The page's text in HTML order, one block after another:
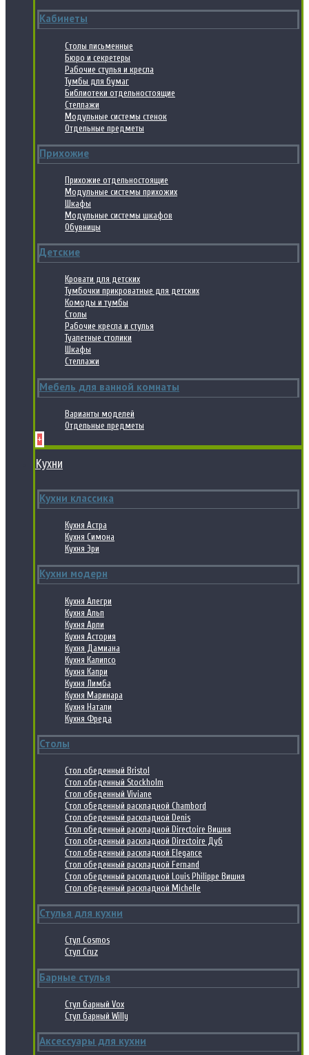
Кабинеты
Столы письменные
Бюро и секретеры
Рабочие стулья и кресла
Тумбы для бумаг
Библиотеки отдельностоящие
Стеллажи
Модульные системы стенок
Отдельные предметы
Прихожие
Прихожие отдельностоящие
Модульные системы прихожих
Шкафы
Модульные системы шкафов
Обувницы
Детские
Кровати для детских
Тумбочки прикроватные для детских
Комоды и тумбы
Столы
Рабочие кресла и стулья
Туалетные столики
Шкафы
Стеллажи
Мебель для ванной комнаты
Варианты моделей
Отдельные предметы
+
Кухни
Кухни классика
Кухня Астра
Кухня Симона
Кухня Эри
Кухни модерн
Кухня Алегри
Кухня Альп
Кухня Арли
Кухня Астория
Кухня Дамиана
Кухня Калипсо
Кухня Капри
Кухня Лимба
Кухня Маринара
Кухня Натали
Кухня Фреда
Столы
Стол обеденный Bristol
Стол обеденный Stockholm
Стол обеденный Viviane
Стол обеденный раскладной Chambord
Стол обеденный раскладной Denis
Стол обеденный раскладной Directoire Вишня
Стол обеденный раскладной Directoire Дуб
Стол обеденный раскладной Elegance
Стол обеденный раскладной Fernand
Стол обеденный раскладной Louis Philippe Вишня
Стол обеденный раскладной Michelle
Стулья для кухни
Стул Cosmos
Стул Cruz
Барные стулья
Стул барный Vox
Стул барный Willy
Аксессуары для кухни